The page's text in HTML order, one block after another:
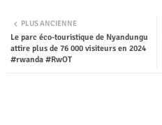
ter
PLUS ANCIENNE
Le parc éco-touristique de Nyandungu
attire plus de 76 000 visiteurs en 2024
#rwanda #RwOT